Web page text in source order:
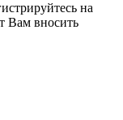
на
Вам вносить